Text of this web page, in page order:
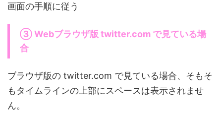
画面の手順に従う
③ Webブラウザ版 twitter.com で見ている場
合
ブラウザ版の twitter.com で見ている場合、そもそ
もタイムラインの上部にスペースは表示されませ
ん。